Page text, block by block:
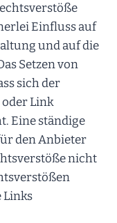
Einfluss auf
und auf die
Setzen von
sich der
Link
Eine ständige
den Anbieter
nicht
Links